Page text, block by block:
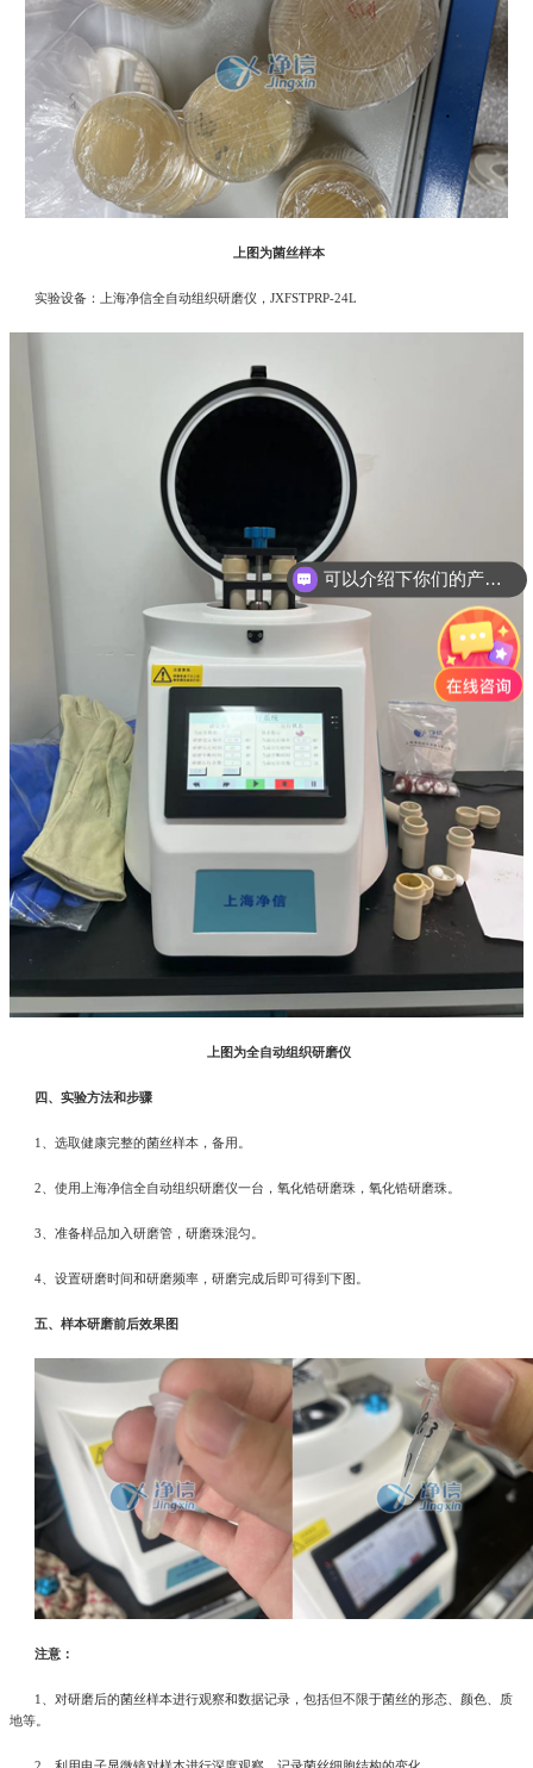
上图为菌丝样本
实验设备：上海净信全自动组织研磨仪，JXFSTPRP-24L
上图为全自动组织研磨仪
四、实验方法和步骤
1、选取健康完整的菌丝样本，备用。
2、使用上海净信全自动组织研磨仪一台，氧化锆研磨珠，氧化锆研磨珠。
3、准备样品加入研磨管，研磨珠混匀。
4、设置研磨时间和研磨频率，研磨完成后即可得到下图。
五、样本研磨前后效果图
注意：
1、对研磨后的菌丝样本进行观察和数据记录，包括但不限于菌丝的形态、颜色、质
地等。
可以介绍下你们的产品么?